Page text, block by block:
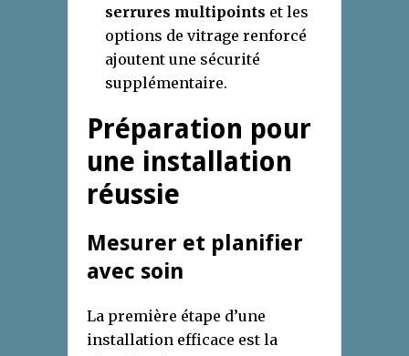
serrures multipoints et les
options de vitrage renforcé
ajoutent une sécurité
supplémentaire.
Préparation pour
une installation
réussie
Mesurer et planifier
avec soin
La première étape d’une
installation efficace est la